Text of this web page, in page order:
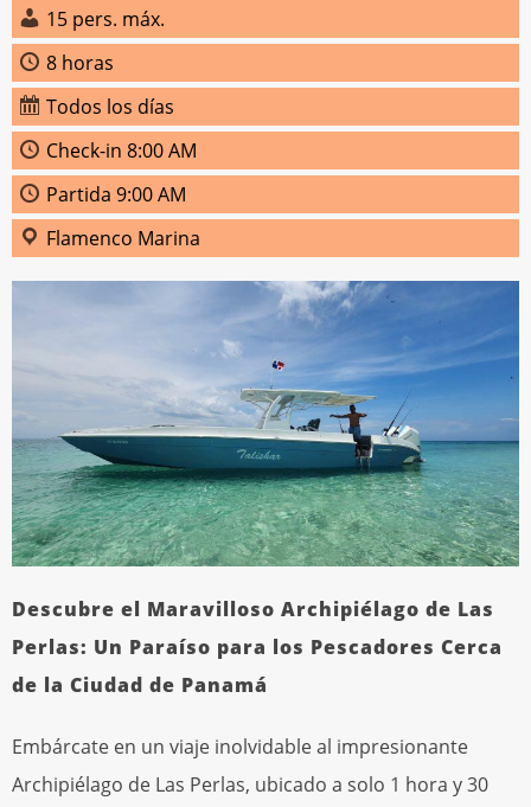
15 pers. máx.
8 horas
Todos los días
Check-in 8:00 AM
Partida 9:00 AM
Flamenco Marina
Descubre el Maravilloso Archipiélago de Las
Perlas: Un Paraíso para los Pescadores Cerca
de la Ciudad de Panamá
Embárcate en un viaje inolvidable al impresionante
Archipiélago de Las Perlas, ubicado a solo 1 hora y 30